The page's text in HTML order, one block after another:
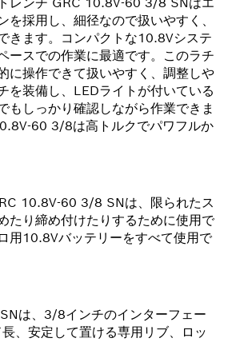
を採用し、細径なので扱いやすく、
きます。コンパクトな10.8Vシステ
ースでの作業に最適です。このラチ
に操作できて扱いやすく、調整しや
を装備し、LEDライトが付いている
もしっかり確認しながら作業できま
60 3/8は高トルクでパワフルか
10.8V-60 3/8 SNは、限られたス
たり締め付けたりするために使用で
用10.8Vバッテリーをすべて使用で
は、3/8インチのインターフェー
、安定して置ける専用リブ、ロッ